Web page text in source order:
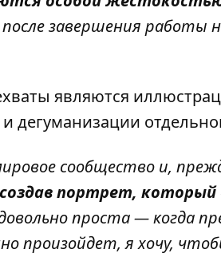
завершения работы
являются
дегуманизации
сообщество и,
портрет, который
проста — когда
произойдет, я хочу,